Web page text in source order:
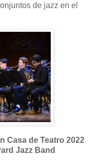
de jazz en el
Casa de Teatro 2022
Jazz Band